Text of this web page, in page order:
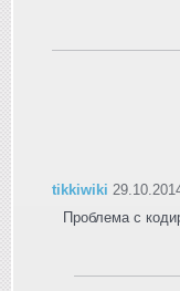
tikkiwiki
Проблема с